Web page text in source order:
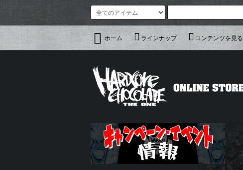
ホーム ラインナップ コンテンツを見る